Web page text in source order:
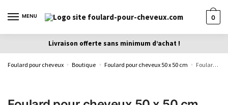
MENU 0
Livraison offerte sans minimum d’achat !
Foulard pour cheveux » Boutique » Foulard pour cheveux 50 x 50 cm » Foulard pour cheveux 50 x 50 cm Valérie avec imprimé lotus